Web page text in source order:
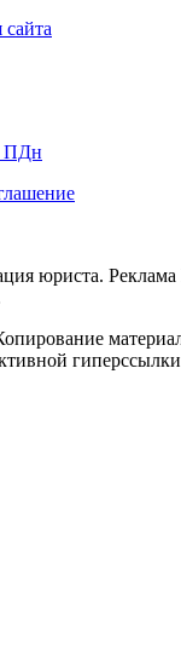
ПДн
юриста.